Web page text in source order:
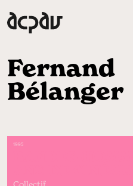
Fernand
Bélanger
1995